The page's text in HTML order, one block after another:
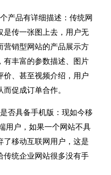
品有详细描述：传统网
是传一张图上去，用户无
营销型网站的产品展示方
有丰富的参数描述、图片
价、甚至视频介绍，用户
促成订单合作。
具备手机版：现如今移
用户，如果一个网站不具
了移动互联网用户，这是
传统企业网站很多没有手